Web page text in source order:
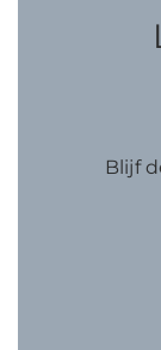
Blijf